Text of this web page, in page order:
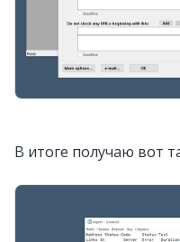
В итоге получаю вот